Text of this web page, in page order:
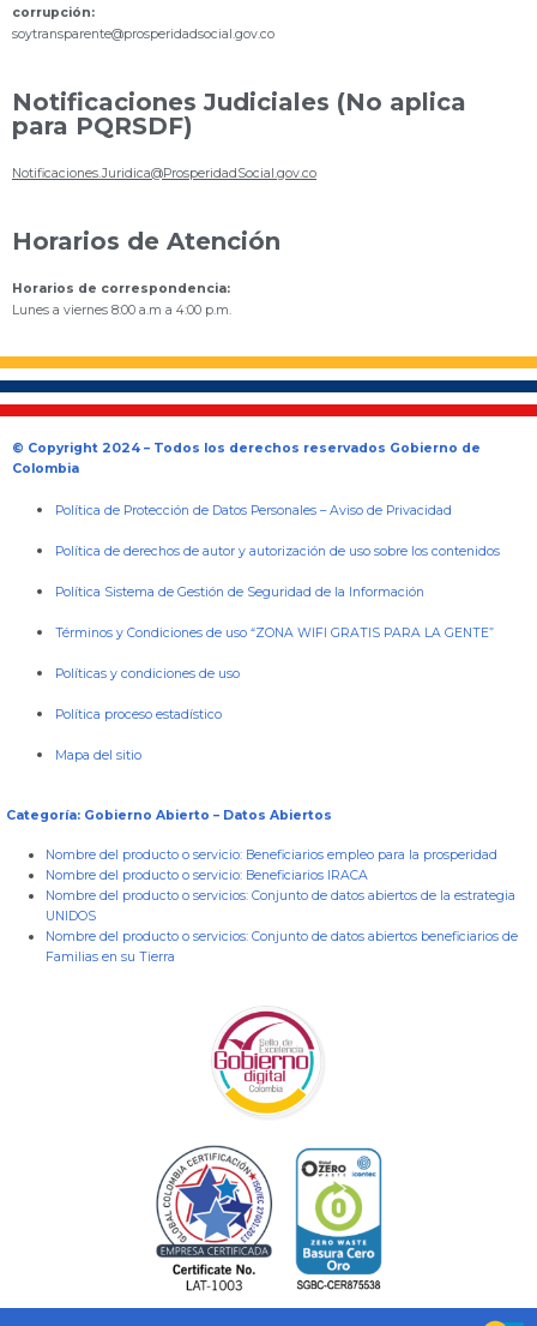
corrupción:
soytransparente@prosperidadsocial.gov.co
Notificaciones Judiciales (No aplica
para PQRSDF)
Notificaciones.Juridica@ProsperidadSocial.gov.co
Horarios de Atención
Horarios de correspondencia:
Lunes a viernes 8:00 a.m a 4:00 p.m.
© Copyright 2024 – Todos los derechos reservados Gobierno de
Colombia
Política de Protección de Datos Personales –Aviso de Privacidad
Política de derechos de autor y autorización de uso sobre los contenidos
Política Sistema de Gestión de Seguridad de la Información
Términos y Condiciones de uso “ZONA WIFI GRATIS PARA LA GENTE”
Políticas y condiciones de uso
Política proceso estadístico
Mapa del sitio
Categoría: Gobierno Abierto – Datos Abiertos
Nombre del producto o servicio: Beneficiarios empleo para la prosperidad
Nombre del producto o servicio: Beneficiarios IRACA
Nombre del producto o servicios: Conjunto de datos abiertos de la estrategia
UNIDOS
Nombre del producto o servicios: Conjunto de datos abiertos beneficiarios de
Familias en su Tierra